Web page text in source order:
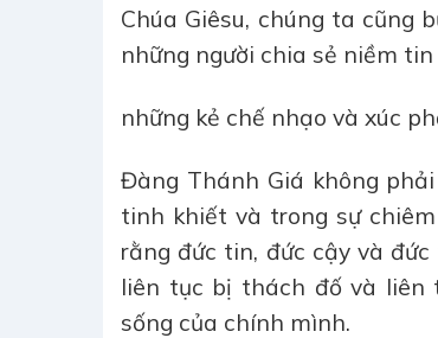
Chúa Giêsu, chúng ta cũng
những người chia sẻ niềm
những kẻ chế nhạo và xúc
Đàng Thánh Giá không
tinh khiết và trong sự
rằng đức tin, đức cậy và
liên tục bị thách đố và liên
sống của chính mình.